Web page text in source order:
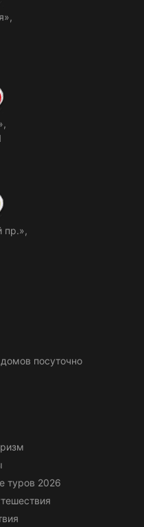
пр.»,
посуточно
туров 2026